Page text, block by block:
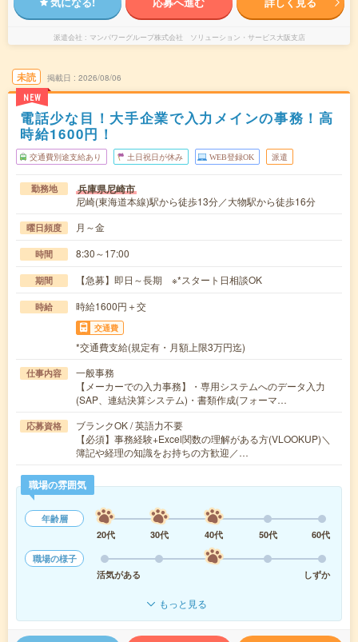
派遣会社 マンパワーグループ株式会社 ソリューション・サービス大阪支店
未読
NEW
掲載日 2026/08/06
電話少な目！大手企業で入力メインの事務！高
時給1600円！
交通費別途支給あり 土日祝日が休み WEB登録OK 派遣
勤務地 兵庫県尼崎市
尼崎(東海道本線)駅から徒歩13分／大物駅から徒歩16分
曜日頻度 月～金
時間 8:30～17:00
期間 【急募】即日～長期 ※*スタート日相談OK
時給 時給1600円＋交
交通費
*交通費支給(規定有・月額上限3万円迄)
仕事内容
一般事務
【メーカーでの入力事務】・専用システムへのデータ入力
(SAP、連結決算システム)・書類作成(フォーマ…
応募資格
ブランクOK / 英語力不要
【必須】事務経験+Excel関数の理解がある方(VLOOKUP)＼
簿記や経理の知識をお持ちの方歓迎／…
職場の雰囲気
年齢層
20代
30代 40代 50代
60代
職場の様子
活気がある
しずか
もっと見る